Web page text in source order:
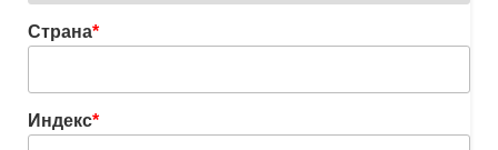
Страна*
Индекс*